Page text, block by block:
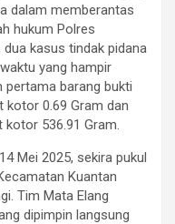
dalam memberantas
hukum Polres
dua kasus tindak pidana
yang hampir
pertama barang bukti
kotor 0.69 Gram dan
kotor 536.91 Gram.
Mei 2025, sekira pukul
Kuantan
Tim Mata Elang
dipimpin langsung